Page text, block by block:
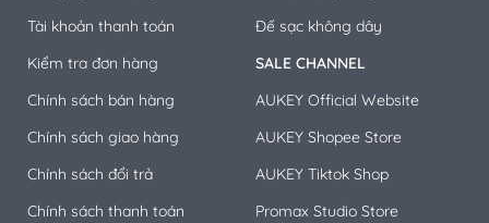
Tài khoản thanh toán
Kiểm tra đơn hàng
Chính sách bán hàng
Chính sách giao hàng
Chính sách đổi trả
Chính sách thanh toán
Đế sạc không dây
SALE CHANNEL
AUKEY Official Website
AUKEY Shopee Store
AUKEY Tiktok Shop
Promax Studio Store